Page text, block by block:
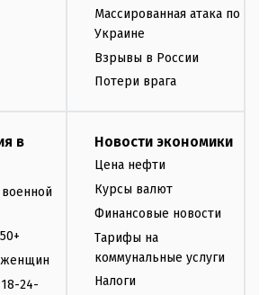
Массированная атака по
Украине
Взрывы в России
Потери врага
в
женщин
24-
Новости экономики
Цена нефти
Курсы валют
Финансовые новости
Тарифы на
коммунальные услуги
Налоги